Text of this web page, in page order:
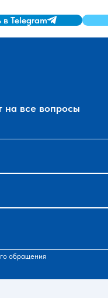
Telegram
на все вопросы
обращения